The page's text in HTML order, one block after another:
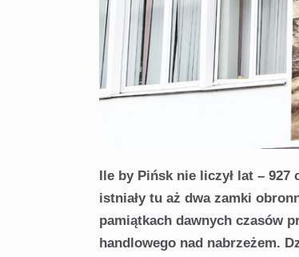
Ile by Pińsk nie liczył lat –
istniały tu aż dwa zamki
pamiątkach dawnych czasów
handlowego nad nabrzeżem.